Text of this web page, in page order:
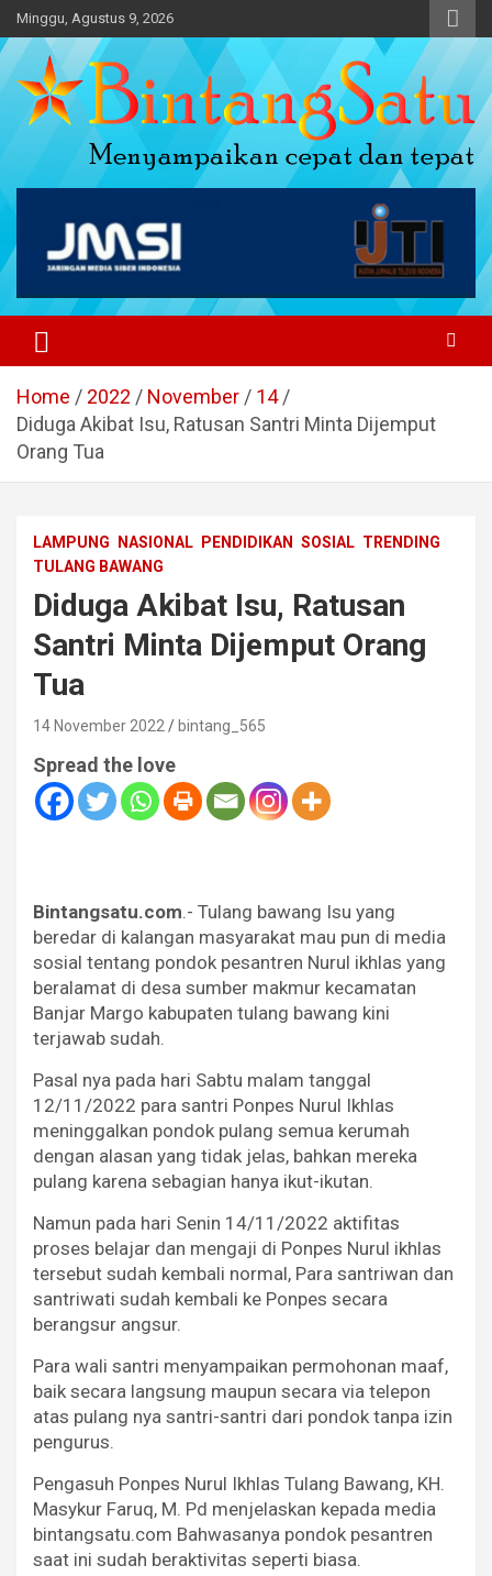
Skip
to
content
Minggu, Agustus 9, 2026
Portal Berita Nasional dan
Regional
Home 2022 November
14
Diduga Akibat Isu, Ratusan Santri Minta Dijemput
Orang Tua
LAMPUNG NASIONAL PENDIDIKAN SOSIAL TRENDING
TULANG BAWANG
Diduga Akibat Isu, Ratusan
Santri Minta Dijemput Orang
Tua
14 November 2022 bintang_565
Spread the love
Bintangsatu.com.- Tulang bawang Isu yang
beredar di kalangan masyarakat mau pun di media
sosial tentang pondok pesantren Nurul ikhlas yang
beralamat di desa sumber makmur kecamatan
Banjar Margo kabupaten tulang bawang kini
terjawab sudah.
Pasal nya pada hari Sabtu malam tanggal
12/11/2022 para santri Ponpes Nurul Ikhlas
meninggalkan pondok pulang semua kerumah
dengan alasan yang tidak jelas, bahkan mereka
pulang karena sebagian hanya ikut-ikutan.
Namun pada hari Senin 14/11/2022 aktifitas
proses belajar dan mengaji di Ponpes Nurul ikhlas
tersebut sudah kembali normal, Para santriwan dan
santriwati sudah kembali ke Ponpes secara
berangsur angsur.
Para wali santri menyampaikan permohonan maaf,
baik secara langsung maupun secara via telepon
atas pulang nya santri-santri dari pondok tanpa izin
pengurus.
Pengasuh Ponpes Nurul Ikhlas Tulang Bawang, KH.
Masykur Faruq, M. Pd menjelaskan kepada media
bintangsatu.com Bahwasanya pondok pesantren
saat ini sudah beraktivitas seperti biasa.